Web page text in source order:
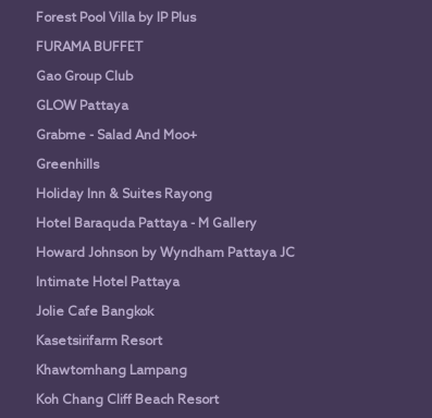
Forest Pool Villa by IP Plus
FURAMA BUFFET
Gao Group Club
GLOW Pattaya
Grabme - Salad And Moo+
Greenhills
Holiday Inn & Suites Rayong
Hotel Baraquda Pattaya - M Gallery
Howard Johnson by Wyndham Pattaya JC
Intimate Hotel Pattaya
Jolie Cafe Bangkok
Kasetsirifarm Resort
Khawtomhang Lampang
Koh Chang Cliff Beach Resort